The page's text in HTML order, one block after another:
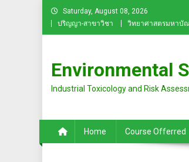
Skip
content
Saturday, August 08, 2026
ปริญญา-สาขาวิชา
วิทยาศาสตรมหาบั
Environmental
Industrial Toxicology and Risk
Home Course Offerred